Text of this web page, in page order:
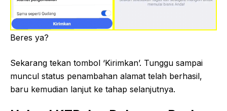
Beres ya?
Sekarang tekan tombol ‘Kirimkan’. Tunggu sampai
muncul status penambahan alamat telah berhasil,
baru kemudian lanjut ke tahap selanjutnya.